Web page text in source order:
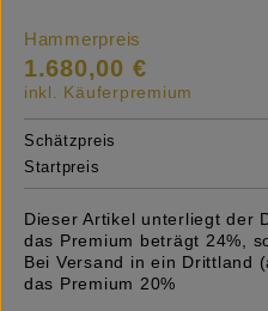
Hammerpreis
1.680,00 €
inkl. Käuferpremium
Schätzpreis
Startpreis
Dieser Artikel unterliegt der
das Premium beträgt 24%,
Bei Versand in ein Drittland
das Premium 20%